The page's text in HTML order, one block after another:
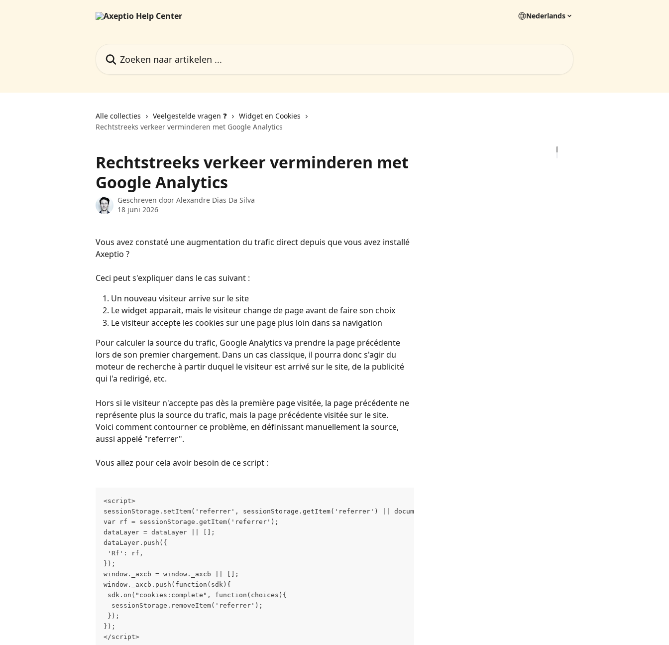
Nederlands
Alle collecties Veelgestelde vragen ❓️
Widget en Cookies
Rechtstreeks verkeer verminderen met Google Analytics
Rechtstreeks verkeer verminderen met
Google Analytics
Geschreven door Alexandre Dias Da Silva
18 juni 2026
Vous avez constaté une augmentation du trafic direct depuis que vous avez installé
Axeptio ?
Ceci peut s'expliquer dans le cas suivant :
Un nouveau visiteur arrive sur le site
Le widget apparait, mais le visiteur change de page avant de faire son choix
Le visiteur accepte les cookies sur une page plus loin dans sa navigation
Pour calculer la source du trafic, Google Analytics va prendre la page précédente
lors de son premier chargement. Dans un cas classique, il pourra donc s'agir du
moteur de recherche à partir duquel le visiteur est arrivé sur le site, de la publicité
qui l'a redirigé, etc.
Hors si le visiteur n'accepte pas dès la première page visitée, la page précédente ne
représente plus la source du trafic, mais la page précédente visitée sur le site.
Voici comment contourner ce problème, en définissant manuellement la source,
aussi appelé "referrer".
Vous allez pour cela avoir besoin de ce script :
<script>
sessionStorage.setItem('referrer', sessionStorage.getItem('referrer') || document.referrer);
var rf = sessionStorage.getItem('referrer');
dataLayer = dataLayer || [];
dataLayer.push({
'Rf': rf,
});
window._axcb = window._axcb || [];
window._axcb.push(function(sdk){
sdk.on("cookies:complete", function(choices){
  sessionStorage.removeItem('referrer');
});
});
</script>